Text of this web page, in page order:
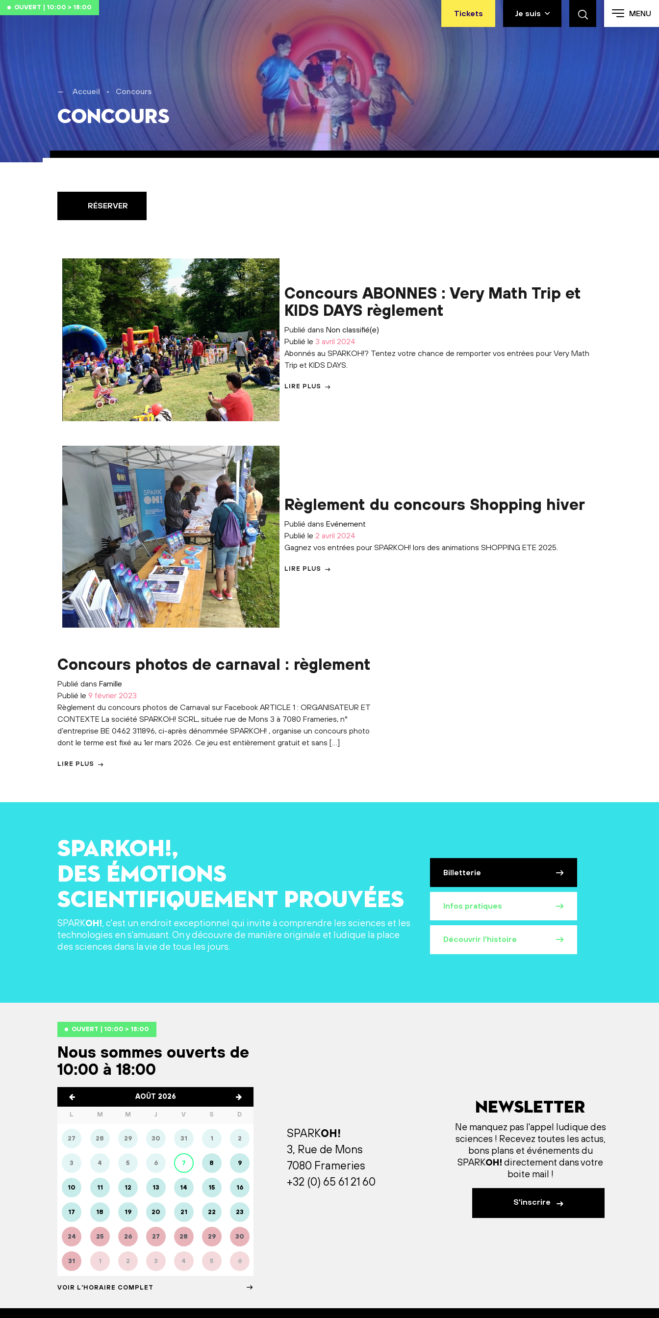
Aller au contenu
OUVERT | 10:00 > 18:00
Tickets Je suis MENU
Concours
Accueil • Concours
RÉSERVER
Concours ABONNES : Very Math Trip et
KIDS DAYS règlement
Publié dans Non classifié(e)
Publié le 3 avril 2024
Abonnés au SPARKOH!? Tentez votre chance de remporter vos entrées pour Very Math
Trip et KIDS DAYS.
LIRE PLUS
Règlement du concours Shopping hiver
Publié dans Evénement
Publié le 2 avril 2024
Gagnez vos entrées pour SPARKOH! lors des animations SHOPPING ETE 2025.
LIRE PLUS
Concours photos de carnaval : règlement
Publié dans Famille
Publié le 9 février 2023
Règlement du concours photos de Carnaval sur Facebook ARTICLE 1 : ORGANISATEUR ET
CONTEXTE La société SPARKOH! SCRL, située rue de Mons 3 à 7080 Frameries, n°
d’entreprise BE 0462 311896, ci-après dénommée SPARKOH! , organise un concours photo
dont le terme est fixé au 1er mars 2026. Ce jeu est entièrement gratuit et sans […]
LIRE PLUS
Billetterie
Infos pratiques
Découvrir l'histoire
SPARKOH!,
des émotions
scientifiquement prouvées
SPARKOH!, c'est un endroit exceptionnel qui invite à comprendre les sciences et les
technologies en s'amusant. On y découvre de manière originale et ludique la place
des sciences dans la vie de tous les jours.
OUVERT | 10:00 > 18:00
Nous sommes ouverts de
10:00 à 18:00
AOÛT 2026
L M M J V S D
27 28 29 30 31 1 2
3 4 5 6 7 8 9
10 11 12 13 14 15 16
17 18 19 20 21 22 23
24 25 26 27 28 29 30
31 1 2 3 4 5 6
VOIR L'HORAIRE COMPLET
SPARKOH!
3, Rue de Mons
7080 Frameries
+32 (0) 65 61 21 60
Newsletter
Ne manquez pas l'appel ludique des
sciences ! Recevez toutes les actus,
bons plans et événements du
SPARKOH! directement dans votre
boite mail !
S'inscrire